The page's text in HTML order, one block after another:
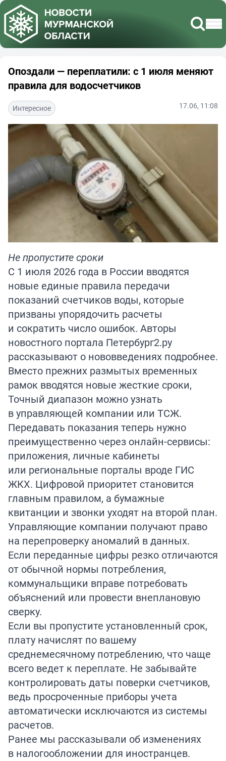
Опоздали — переплатили: с 1 июля меняют
правила для водосчетчиков
Интересное 17.06, 11:08
Не пропустите сроки
С 1 июля 2026 года в России вводятся
новые единые правила передачи
показаний счетчиков воды, которые
призваны упорядочить расчеты
и сократить число ошибок. Авторы
новостного портала Петербург2.ру
рассказывают о нововведениях подробнее.
Вместо прежних размытых временных
рамок вводятся новые жесткие сроки,
Точный диапазон можно узнать
в управляющей компании или ТСЖ.
Передавать показания теперь нужно
преимущественно через онлайн-сервисы:
приложения, личные кабинеты
или региональные порталы вроде ГИС
ЖКХ. Цифровой приоритет становится
главным правилом, а бумажные
квитанции и звонки уходят на второй план.
Управляющие компании получают право
на перепроверку аномалий в данных.
Если переданные цифры резко отличаются
от обычной нормы потребления,
коммунальщики вправе потребовать
объяснений или провести внеплановую
сверку.
Если вы пропустите установленный срок,
плату начислят по вашему
среднемесячному потреблению, что чаще
всего ведет к переплате. Не забывайте
контролировать даты поверки счетчиков,
ведь просроченные приборы учета
автоматически исключаются из системы
расчетов.
Ранее мы рассказывали об изменениях
в налогообложении для иностранцев.